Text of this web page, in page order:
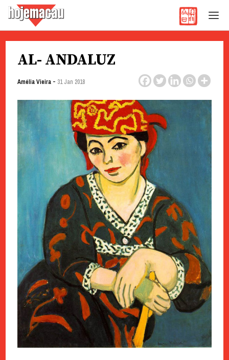
AL- ANDALUZ
Amélia Vieira- 31 Jan 2018